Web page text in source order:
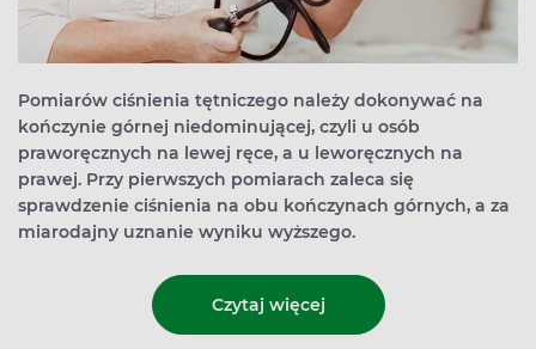
Pomiarów ciśnienia tętniczego należy dokonywać na
kończynie górnej niedominującej, czyli u osób
praworęcznych na lewej ręce, a u leworęcznych na
prawej. Przy pierwszych pomiarach zaleca się
sprawdzenie ciśnienia na obu kończynach górnych, a za
miarodajny uznanie wyniku wyższego.
Czytaj więcej